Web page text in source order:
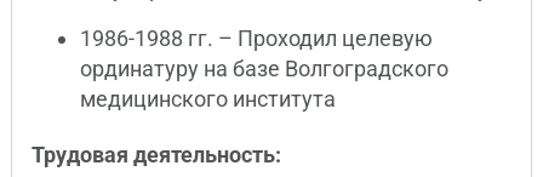
1986-1988 гг. – Проходил целевую
ординатуру на базе Волгоградского
медицинского института
Трудовая деятельность: